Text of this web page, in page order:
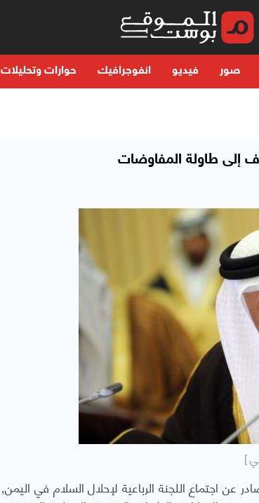
صور فيديو انفوجرافيك حوارات وتحليلات
إلى طاولة المفاوضات
]
أعربت دول مجلس التعاون لدول الخليج العربية عن ترحيبها بالبيان الصادر عن اجتماع اللجنة الرباعية لإحلال السلام في اليمن٬